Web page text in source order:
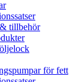
tillbehör
för fett